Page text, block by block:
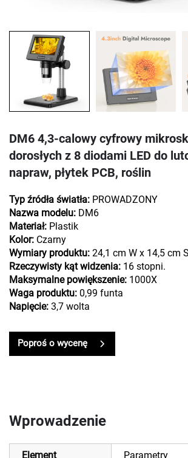
DM6 4,3-calowy cyfrowy
dorosłych z 8 diodami LED do
napraw, płytek PCB, roślin
Typ źródła światła: PROWADZONY
Nazwa modelu: DM6
Materiał: Plastik
Kolor: Czarny
Wymiary produktu: 24,1 cm W x 14,5 cm
Rzeczywisty kąt widzenia: 16 stopni.
Maksymalne powiększenie: 1000X
Waga produktu: 0,99 funta
Napięcie: 3,7 wolta
Poproś o wycenę
Wprowadzenie
Element Parametry